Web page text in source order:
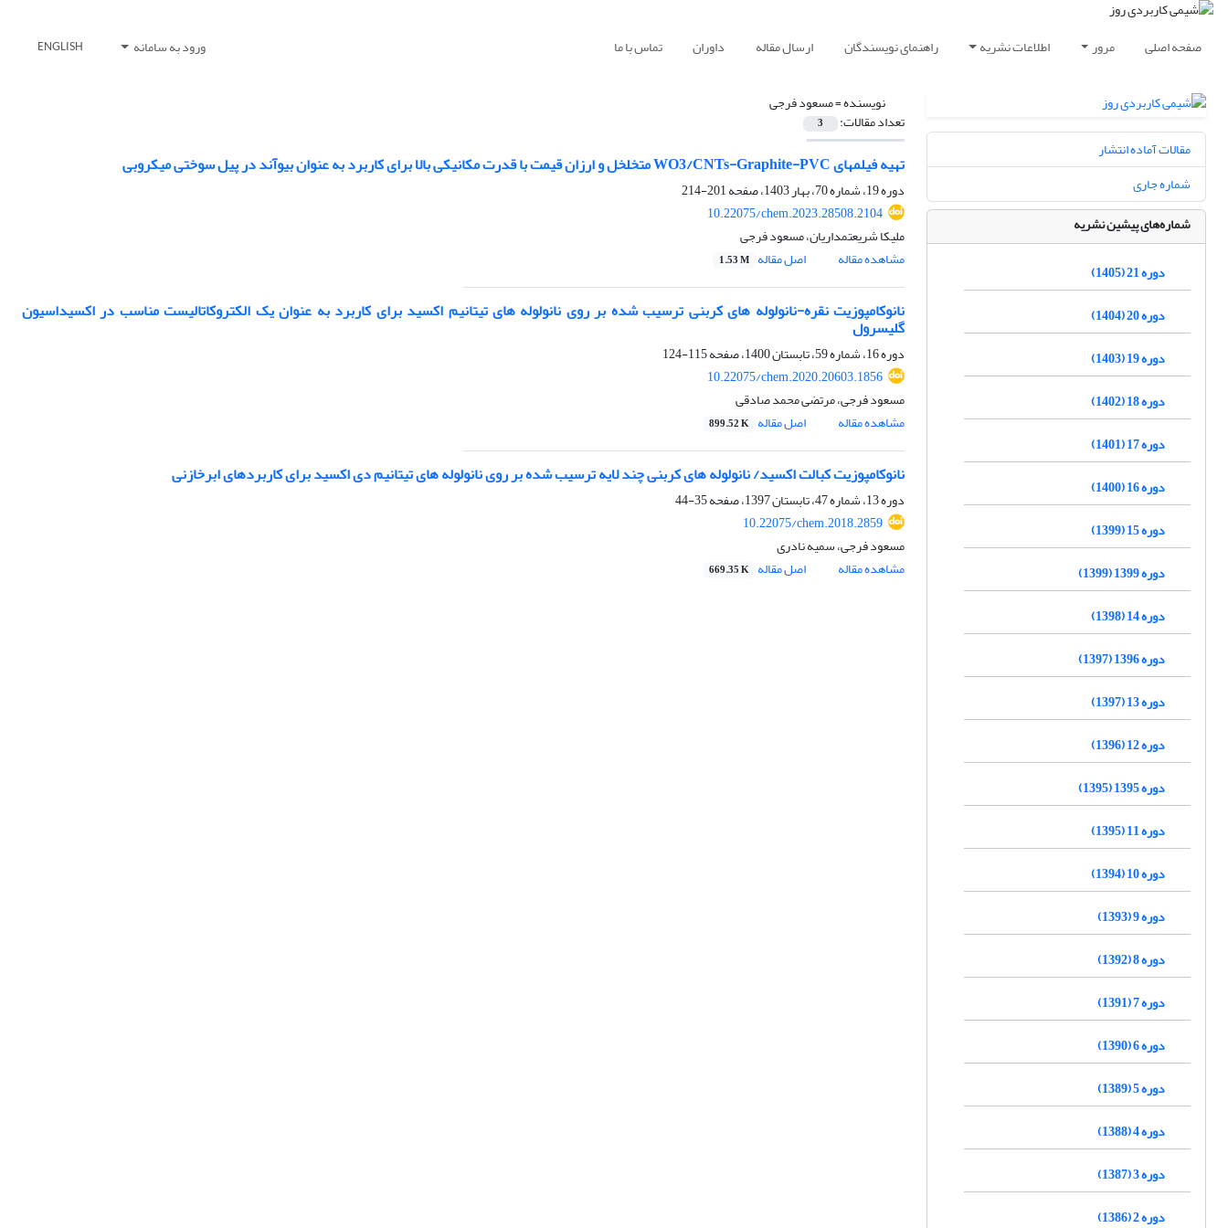
صفحه اصلی مرور اطلاعات نشریه راهنمای نویسندگان ارسال مقاله داوران تماس با ما ورود به سامانه ENGLISH
نویسنده =مسعود فرجی
تعداد مقالات: 3
تهیه فیلمهای WO3/CNTs-Graphite-PVC متخلخل و ارزان قیمت با قدرت مکانیکی بالا برای کاربرد به عنوان بیوآند در پیل سوختی میکروبی
دوره 19، شماره 70، بهار 1403، صفحه
201-214
10.22075/chem.2023.28508.2104
ملیکا شریعتمداریان، مسعود فرجی
مشاهده مقاله
اصل مقاله 1.53 M
نانوکامپوزیت نقره-نانولوله های کربنی ترسیب شده بر روی نانولوله های تیتانیم اکسید برای کاربرد به عنوان یک الکتروکاتالیست مناسب در اکسیداسیون
گلیسرول
دوره 16، شماره 59، تابستان 1400، صفحه
115-124
10.22075/chem.2020.20603.1856
مسعود فرجی، مرتضی محمد صادقی
مشاهده مقاله
اصل مقاله 899.52 K
نانوکامپوزیت کبالت اکسید/ نانولوله های کربنی چند لایه ترسیب شده بر روی نانولوله های تیتانیم دی اکسید برای کاربردهای ابرخازنی
دوره 13، شماره 47، تابستان 1397، صفحه
35-44
10.22075/chem.2018.2859
مسعود فرجی، سمیه نادری
مشاهده مقاله
اصل مقاله 669.35 K
مقالات آماده انتشار
شماره جاری
شماره‌های پیشین نشریه
دوره 21 (1405)
دوره 20 (1404)
دوره 19 (1403)
دوره 18 (1402)
دوره 17 (1401)
دوره 16 (1400)
دوره 15 (1399)
دوره 1399 (1399)
دوره 14 (1398)
دوره 1396 (1397)
دوره 13 (1397)
دوره 12 (1396)
دوره 1395 (1395)
دوره 11 (1395)
دوره 10 (1394)
دوره 9 (1393)
دوره 8 (1392)
دوره 7 (1391)
دوره 6 (1390)
دوره 5 (1389)
دوره 4 (1388)
دوره 3 (1387)
دوره 2 (1386)